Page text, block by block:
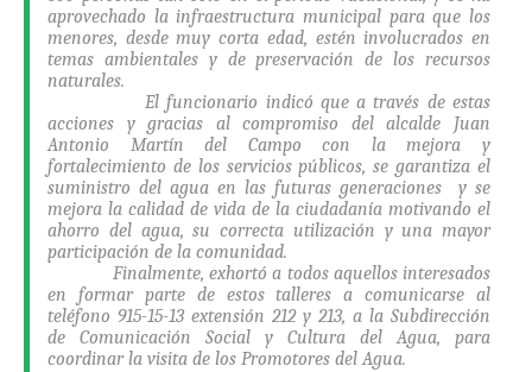
aprovechado la infraestructura municipal para que los
menores, desde muy corta edad, estén involucrados en
temas ambientales y de preservación de los recursos
naturales.
El funcionario indicó que a través de estas
acciones y gracias al compromiso del alcalde Juan
Antonio Martín del Campo con la mejora y
fortalecimiento de los servicios públicos, se garantiza el
suministro del agua en las futuras generaciones y se
mejora la calidad de vida de la ciudadanía motivando el
ahorro del agua, su correcta utilización y una mayor
participación de la comunidad.
Finalmente, exhortó a todos aquellos interesados
en formar parte de estos talleres a comunicarse al
teléfono 915-15-13 extensión 212 y 213, a la Subdirección
de Comunicación Social y Cultura del Agua, para
coordinar la visita de los Promotores del Agua.